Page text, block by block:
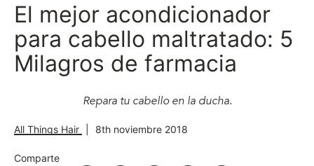
El mejor acondicionador
para cabello maltratado: 5
Milagros de farmacia
Repara tu cabello en la ducha.
All Things Hair 8th noviembre 2018
Comparte